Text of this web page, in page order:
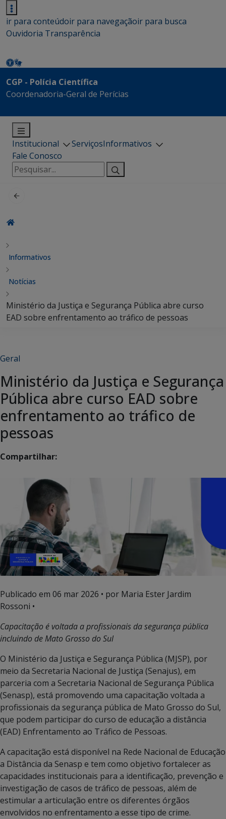
ir para conteúdoir para navegaçãoir para busca
Ouvidoria Transparência
CGP - Polícia Científica
Coordenadoria-Geral de Perícias
Institucional ServiçosInformativos
Fale Conosco
Pesquisar
por:
Informativos
Notícias
Ministério da Justiça e Segurança Pública abre curso
EAD sobre enfrentamento ao tráfico de pessoas
Geral
Ministério da Justiça e Segurança
Pública abre curso EAD sobre
enfrentamento ao tráfico de
pessoas
Compartilhar:
Publicado em 06 mar 2026 • por Maria Ester Jardim
Rossoni •
Capacitação é voltada a profissionais da segurança pública
incluindo de Mato Grosso do Sul
O Ministério da Justiça e Segurança Pública (MJSP), por
meio da Secretaria Nacional de Justiça (Senajus), em
parceria com a Secretaria Nacional de Segurança Pública
(Senasp), está promovendo uma capacitação voltada a
profissionais da segurança pública de Mato Grosso do Sul,
que podem participar do curso de educação a distância
(EAD) Enfrentamento ao Tráfico de Pessoas.
A capacitação está disponível na Rede Nacional de Educação
a Distância da Senasp e tem como objetivo fortalecer as
capacidades institucionais para a identificação, prevenção e
investigação de casos de tráfico de pessoas, além de
estimular a articulação entre os diferentes órgãos
envolvidos no enfrentamento a esse tipo de crime.